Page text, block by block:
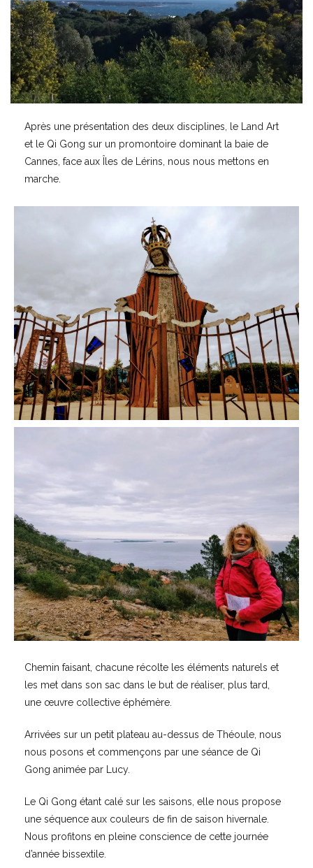
Après une présentation des deux disciplines, le Land Art
et le Qi Gong sur un promontoire dominant la baie de
Cannes, face aux Îles de Lérins, nous nous mettons en
marche.
Chemin faisant, chacune récolte les éléments naturels et
les met dans son sac dans le but de réaliser, plus tard,
une œuvre collective éphémère.
Arrivées sur un petit plateau au-dessus de Théoule, nous
nous posons et commençons par une séance de Qi
Gong animée par Lucy.
Le Qi Gong étant calé sur les saisons, elle nous propose
une séquence aux couleurs de fin de saison hivernale.
Nous profitons en pleine conscience de cette journée
d’année bissextile.